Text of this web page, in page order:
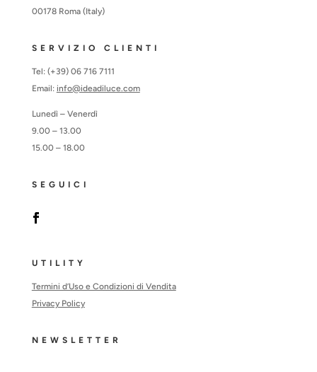
00178 Roma (Italy)
SERVIZIO CLIENTI
Tel: (+39) 06 716 7111
Email: info@ideadiluce.com
Lunedì – Venerdì
9.00 – 13.00
15.00 – 18.00
SEGUICI
UTILITY
Termini d’Uso e Condizioni di Vendita
Privacy Policy
NEWSLETTER